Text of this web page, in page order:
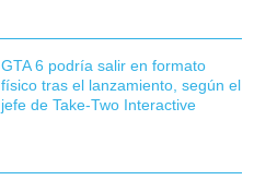
GTA 6 podría salir en formato
físico tras el lanzamiento, según el
jefe de Take-Two Interactive